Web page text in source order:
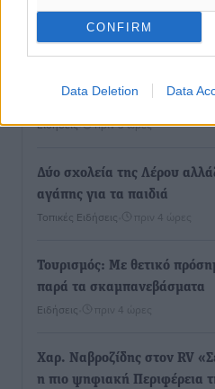
CONFIRM
Data Deletion Data
Ροή
Καιρός «hot – dry – windy»
Ειδήσεις• πριν 3 ώρες
Δύο σχολεία της Λέρου
αγάπης για τα παιδιά
Τοπικές Ειδήσεις πριν 4 ώρες
Τουρισμός: Με θετικό
παρά τα σκαμπανεβάσματα
Ειδήσεις πριν 4 ώρες
Χαρ. Ναβροζίδης στον RV
η πιο ψηφιακή Περιφέρεια